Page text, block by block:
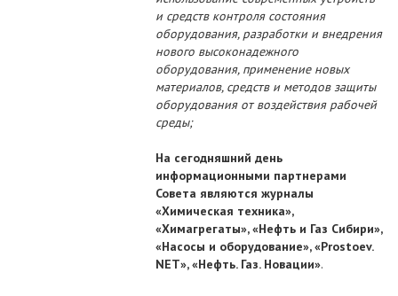
и средств контроля состояния
оборудования, разработки и внедрения
нового высоконадежного
оборудования, применение новых
материалов, средств и методов защиты
оборудования от воздействия рабочей
среды;
На сегодняшний день
информационными партнерами
Совета являются журналы
«Химическая техника»,
«Химагрегаты», «Нефть и Газ Сибири»,
«Насосы и оборудование», «Prostoev.
NET», «Нефть. Газ. Новации».